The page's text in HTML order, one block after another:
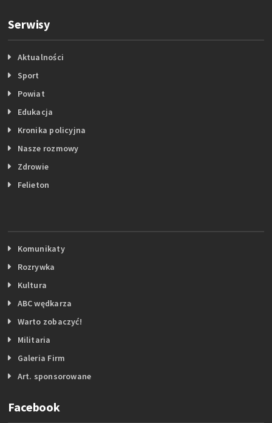
Serwisy
Aktualności
Sport
Powiat
Edukacja
Kronika policyjna
Nasze rozmowy
Zdrowie
Felieton
Komunikaty
Rozrywka
Kultura
ABC wędkarza
Warto zobaczyć!
Militaria
Galeria Firm
Art. sponsorowane
Facebook